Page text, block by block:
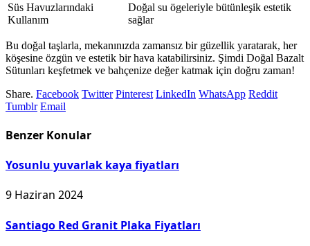
Süs Havuzlarındaki
Kullanım
Doğal su ögeleriyle bütünleşik estetik
sağlar
Bu doğal taşlarla, mekanınızda zamansız bir güzellik yaratarak, her
köşesine özgün ve estetik bir hava katabilirsiniz. Şimdi Doğal Bazalt
Sütunları keşfetmek ve bahçenize değer katmak için doğru zaman!
Share. Facebook Twitter Pinterest LinkedIn WhatsApp Reddit
Tumblr Email
Benzer Konular
Yosunlu yuvarlak kaya fiyatları
9 Haziran 2024
Santiago Red Granit Plaka Fiyatları